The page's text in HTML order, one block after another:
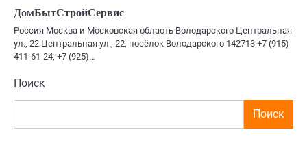
ДомБытСтройСервис
Россия Москва и Московская область Володарского Центральная
ул., 22 Центральная ул., 22, посёлок Володарского 142713 +7 (915)
411-61-24, +7 (925)…
Поиск
Поиск